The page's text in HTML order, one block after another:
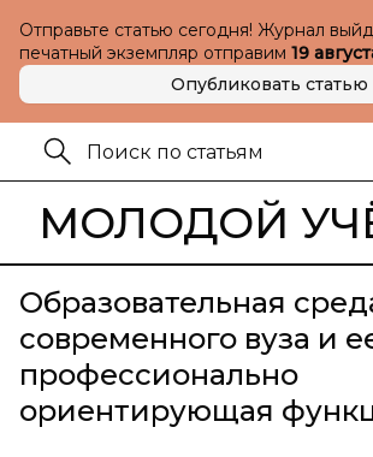
Отправьте статью сегодня! Журнал
печатный экземпляр отправим 19
Опубликовать статью
МОЛОДОЙ
Образовательная
современного вуза и
профессионально
ориентирующая